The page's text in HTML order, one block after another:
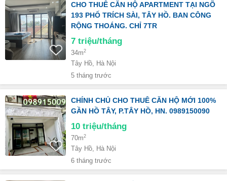
CHO THUÊ CĂN HỘ APARTMENT TẠI NGÕ
193 PHỐ TRÍCH SÀI, TÂY HỒ. BAN CÔNG
RỘNG THOÁNG. CHỈ 7TR
7 triệu/tháng
34m2
Tây Hồ, Hà Nội
5 tháng trước
CHÍNH CHỦ CHO THUÊ CĂN HỘ MỚI 100%
GẦN HỒ TÂY, P.TÂY HỒ, HN. 0989150090
10 triệu/tháng
70m2
Tây Hồ, Hà Nội
6 tháng trước